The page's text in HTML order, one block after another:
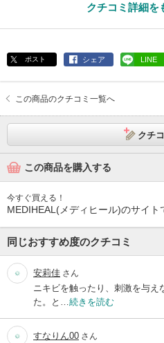
クチコミ詳細を
ポスト シェア LINE
この商品のクチコミ一覧へ
クチ
この商品を購入する
今すぐ買える！
MEDIHEAL(メディヒール)のサイト
同じおすすめ度のクチコミ
安莉佳 さん
ニキビを触ったり、刺激を与え
た。と… 続きを読む
すなりん00 さん